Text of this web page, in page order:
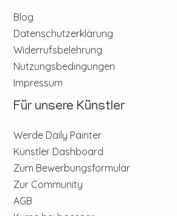
Blog
Datenschutzerklärung
Widerrufsbelehrung
Nutzungsbedingungen
Impressum
Für unsere Künstler
Werde Daily Painter
Künstler Dashboard
Zum Bewerbungsformular
Zur Community
AGB